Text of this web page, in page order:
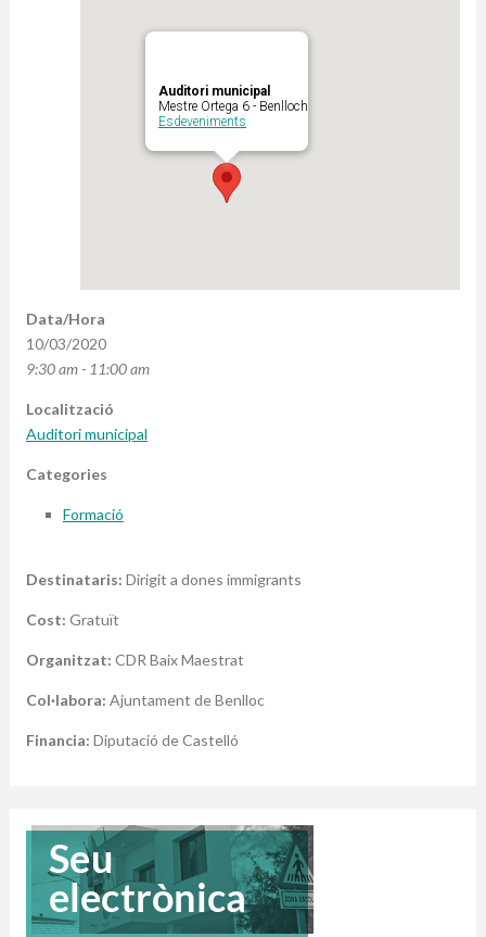
Auditori municipal
Mestre Ortega 6 - Benlloch
Esdeveniments
Data/Hora
10/03/2020
9:30 am - 11:00 am
Localització
Auditori municipal
Categories
Formació
Destinataris: Dirigit a dones immigrants
Cost: Gratuït
Organitzat: CDR Baix Maestrat
Col·labora: Ajuntament de Benlloc
Financia: Diputació de Castelló